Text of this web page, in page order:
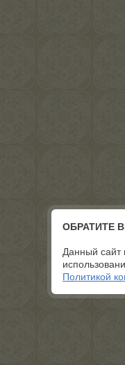
ОБРАТИТЕ
Данный сайт
Политикой